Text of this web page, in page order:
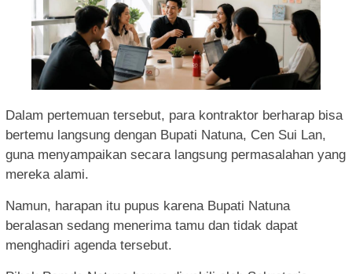
Dalam pertemuan tersebut, para kontraktor berharap bisa
bertemu langsung dengan Bupati Natuna, Cen Sui Lan,
guna menyampaikan secara langsung permasalahan yang
mereka alami.
Namun, harapan itu pupus karena Bupati Natuna
beralasan sedang menerima tamu dan tidak dapat
menghadiri agenda tersebut.